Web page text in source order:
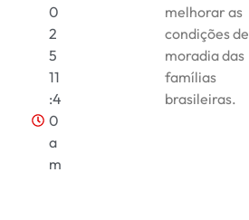
0
2
5
11
:4
0
a
m
melhorar as
condições de
moradia das
famílias
brasileiras.